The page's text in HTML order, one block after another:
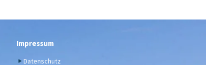
Impressum
Datenschutz